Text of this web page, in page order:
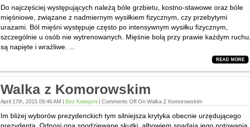
Do najczęściej występujących należą bóle grzbietu, kostno-stawowe oraz bóle
mięśniowe, związane z nadmiernym wysiłkiem fizycznym, czy przebytymi
urazami. Ból mięśni występuje często po intensywnym wysiłku fizycznym,
szczególnie u osób nie wytrenowanych. Mięśnie bolą przy prawie każdym ruchu,
są napięte i wrażliwe. ...
READ MORE
Walka z Komorowskim
April 17th, 2015 09:46 AM | Bez Kategorii | Comments Off On Walka Z Komorowskim
Im bliżej wyborów prezydenckich tym silniejsza krytyka obecnie urzędującego